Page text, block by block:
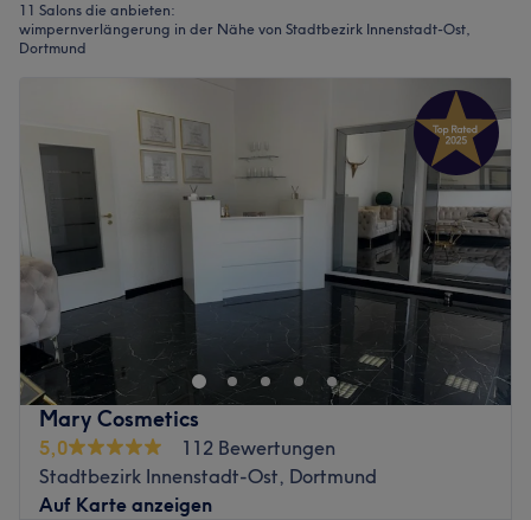
11 Salons die anbieten:
wimpernverlängerung in der Nähe von Stadtbezirk Innenstadt-Ost,
Dortmund
Mary Cosmetics
5,0
112 Bewertungen
Stadtbezirk Innenstadt-Ost, Dortmund
Auf Karte anzeigen